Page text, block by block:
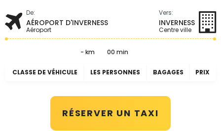
De:
AÉROPORT D'INVERNESS
Aéroport
Vers:
INVERNESS
Centre ville
- km 00 min
CLASSE DE VÉHICULE LES PERSONNES BAGAGES PRIX
RÉSERVER UN TAXI